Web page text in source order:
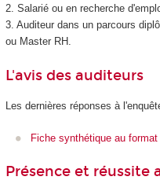
2. Salarié ou en recherche
3. Auditeur dans un parcours
ou Master RH.
L'avis des auditeurs
Les dernières réponses à
Fiche synthétique au
Présence et réussite